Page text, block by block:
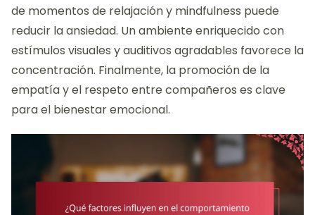
de momentos de relajación y mindfulness puede
reducir la ansiedad. Un ambiente enriquecido con
estímulos visuales y auditivos agradables favorece la
concentración. Finalmente, la promoción de la
empatía y el respeto entre compañeros es clave
para el bienestar emocional.